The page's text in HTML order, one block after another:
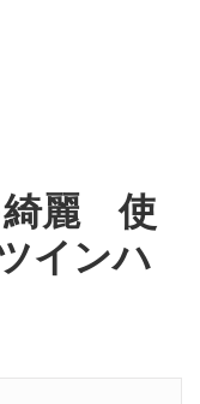
綺麗 使
インハ